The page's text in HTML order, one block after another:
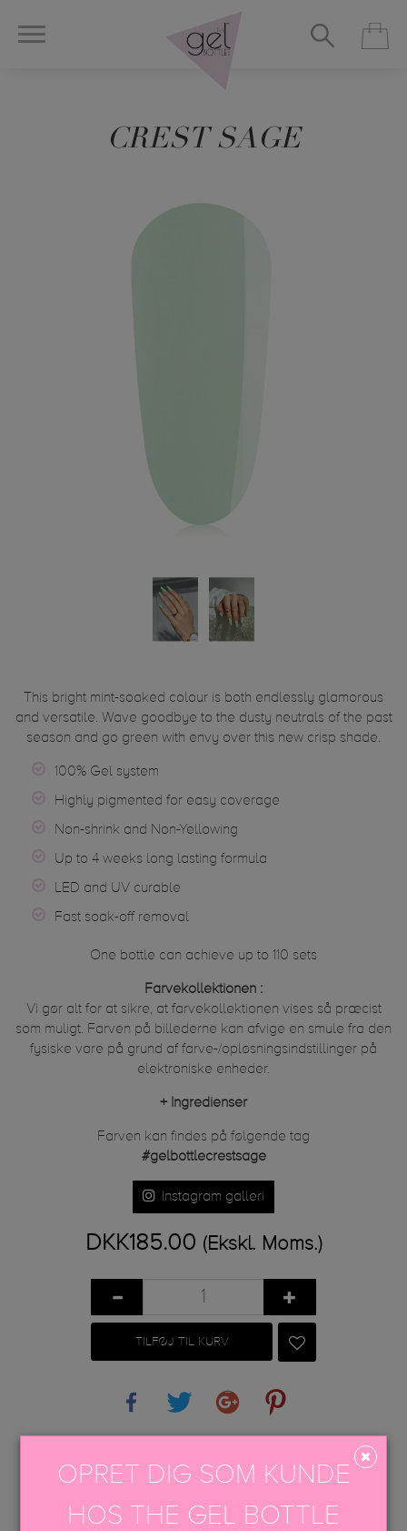
CREST SAGE
This bright mint-soaked colour is both endlessly glamorous
and versatile. Wave goodbye to the dusty neutrals of the past
season and go green with envy over this new crisp shade.
100% Gel system
Highly pigmented for easy coverage
Non-shrink and Non-Yellowing
Up to 4 weeks long lasting formula
LED and UV curable
Fast soak-off removal
One bottle can achieve up to 110 sets
Farvekollektionen :
Vi gør alt for at sikre, at farvekollektionen vises så præcist
som muligt. Farven på billederne kan afvige en smule fra den
fysiske vare på grund af farve-/opløsningsindstillinger på
elektroniske enheder.
+ Ingredienser
Farven kan findes på følgende tag
#gelbottlecrestsage
Instagram galleri
DKK185.00 (Ekskl. Moms.)
TILFØJ TIL KURV
OPRET DIG SOM KUNDE
HOS THE GEL BOTTLE